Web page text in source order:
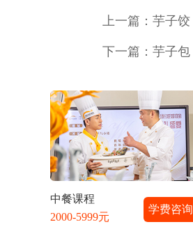
上一篇： 芋子饺
下一篇： 芋子包
中餐课程
2000-5999元
学费咨询